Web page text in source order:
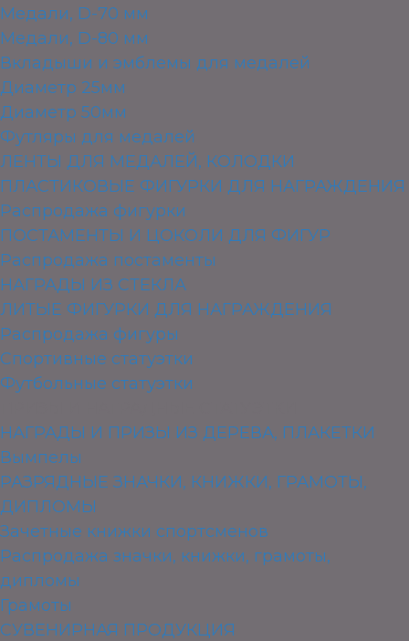
Медали, D-70 мм
Медали, D-80 мм
Вкладыши и эмблемы для медалей
Диаметр 25мм
Диаметр 50мм
Футляры для медалей
ЛЕНТЫ ДЛЯ МЕДАЛЕЙ, КОЛОДКИ
ПЛАСТИКОВЫЕ ФИГУРКИ ДЛЯ НАГРАЖДЕНИЯ
Распродажа фигурки
ПОСТАМЕНТЫ И ЦОКОЛИ ДЛЯ ФИГУР
Распродажа постаменты
НАГРАДЫ ИЗ СТЕКЛА
ЛИТЫЕ ФИГУРКИ ДЛЯ НАГРАЖДЕНИЯ
Распродажа фигуры
Спортивные статуэтки
Футбольные статуэтки
НАГРАДЫ И ПРИЗЫ ИЗ ДЕРЕВА, ПЛАКЕТКИ
Вымпелы
РАЗРЯДНЫЕ ЗНАЧКИ, КНИЖКИ, ГРАМОТЫ,
ДИПЛОМЫ
Зачетные книжки спортсменов
Распродажа значки, книжки, грамоты,
дипломы
Грамоты
СУВЕНИРНАЯ ПРОДУКЦИЯ